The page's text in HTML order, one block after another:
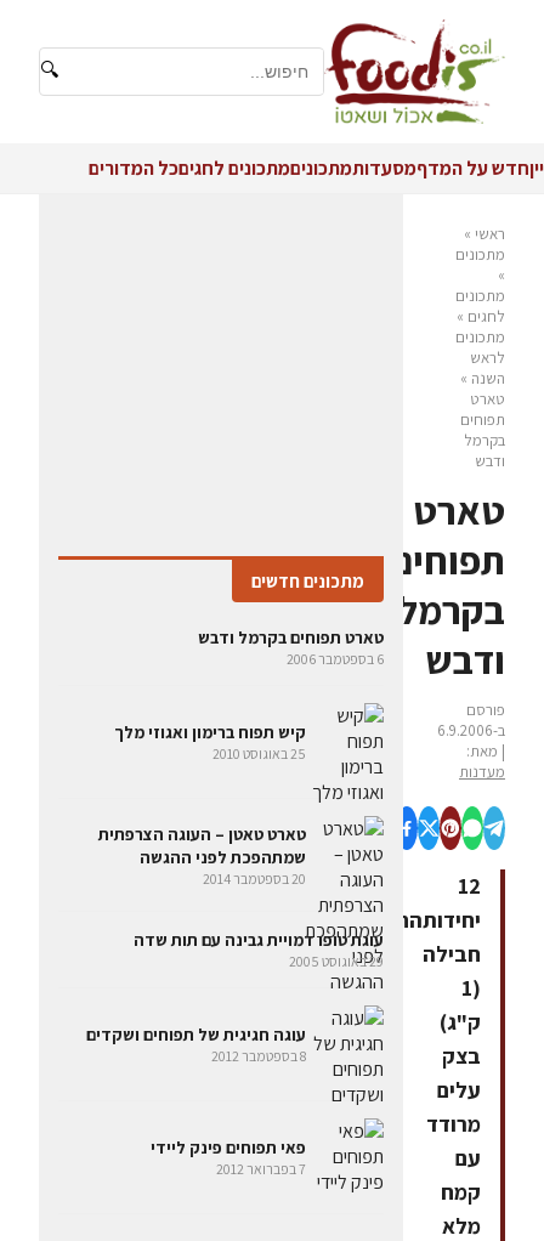
🔍
ייןחדש על המדףמסעדותמתכוניםמתכונים לחגיםכל המדורים
ראשי »
מתכונים
»
מתכונים
לחגים »
מתכונים
לראש
השנה »
טארט
תפוחים
בקרמל
ודבש
טארט
תפוחים
בקרמל
ודבש
פורסם
ב-6.9.2006
| מאת:
מעדנות
12
יחידותהחומרים1
חבילה
(1
ק"ג)
בצק
עלים
מרודד
עם
קמח
מלא
מתכונים חדשים
טארט תפוחים בקרמל ודבש
6 בספטמבר 2006
קיש תפוח ברימון ואגוזי מלך
25 באוגוסט 2010
טארט טאטן – העוגה הצרפתית
שמתהפכת לפני ההגשה
20 בספטמבר 2014
עוגת טופו דמויית גבינה עם תות שדה
29 באוגוסט 2005
עוגה חגיגית של תפוחים ושקדים
8 בספטמבר 2012
פאי תפוחים פינק ליידי
7 בפברואר 2012